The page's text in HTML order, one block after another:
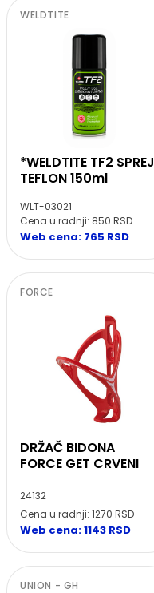
WELDTITE
*WELDTITE TF2 SPREJ
TEFLON 150ml
WLT-03021
Cena u radnji: 850 RSD
Web cena: 765 RSD
FORCE
DRŽAČ BIDONA
FORCE GET CRVENI
24132
Cena u radnji: 1270 RSD
Web cena: 1143 RSD
UNION - GH